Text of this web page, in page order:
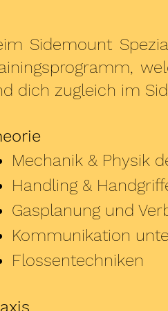
Sidemount
dich zugleich im
Mechanik & Physik
Handling &
Gasplanung und
Kommunikation
Flossentechniken